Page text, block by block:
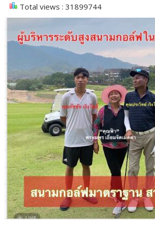
Total views : 31899744